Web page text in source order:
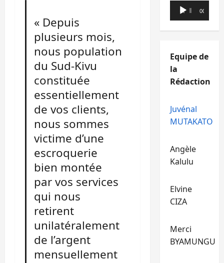
« Depuis
plusieurs mois,
nous population
du Sud-Kivu
constituée
essentiellement
de vos clients,
nous sommes
victime d’une
escroquerie
bien montée
par vos services
qui nous
retirent
unilatéralement
de l’argent
mensuellement
Lecteur
audio
00:00 00:00
Equipe de
la
Rédaction
Juvénal
MUTAKATO
Angèle
Kalulu
Elvine
CIZA
Merci
BYAMUNGU